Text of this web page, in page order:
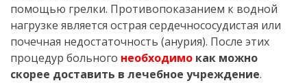
помощью грелки. Противопоказанием к водной
нагрузке является острая сердечнососудистая или
почечная недостаточность (анурия). После этих
процедур больного необходимо как можно
скорее доставить в лечебное учреждение.